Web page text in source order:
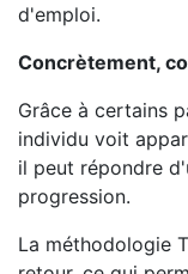
d'emploi.
Concrètement,
Grâce à certains
individu voit
il peut répondre
progression.
La méthodologie